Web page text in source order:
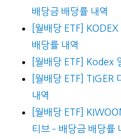
배당금 배당률 내역
[월배당 ETF]
배당률 내역
[월배당 ETF] Kodex
[월배당 ETF] TIGER
내역
[월배당 ETF]
티브 – 배당금 배당률